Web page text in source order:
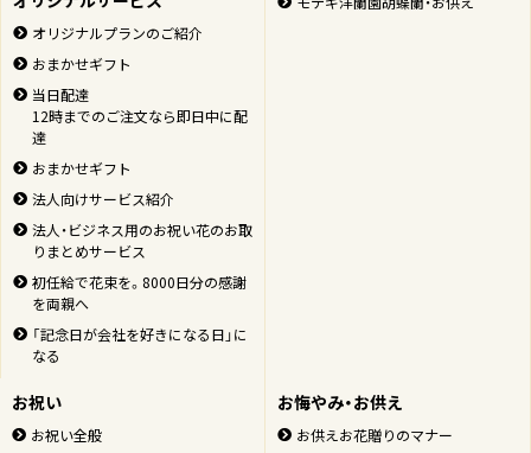
オリジナルプランのご紹介
おまかせギフト
当日配達
12時までのご注文なら即日中に配
達
おまかせギフト
法人向けサービス紹介
法人・ビジネス用のお祝い花のお取
りまとめサービス
初任給で花束を。8000日分の感謝
を両親へ
「記念日が会社を好きになる日」に
なる
お祝い
お祝い全般
お悔やみ・お供え
お供えお花贈りのマナー